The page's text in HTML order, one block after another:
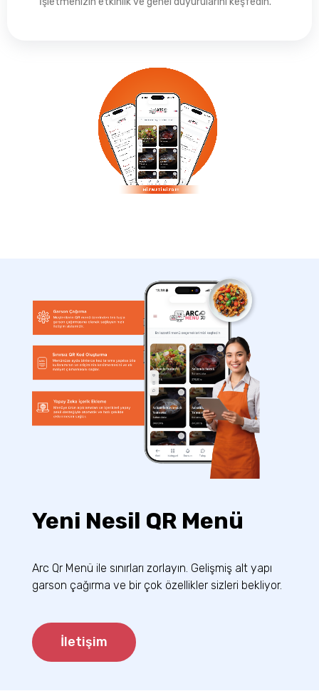
Yeni Nesil QR Menü
Arc Qr Menü ile sınırları zorlayın. Gelişmiş alt yapı
garson çağırma ve bir çok özellikler sizleri bekliyor.
İletişim